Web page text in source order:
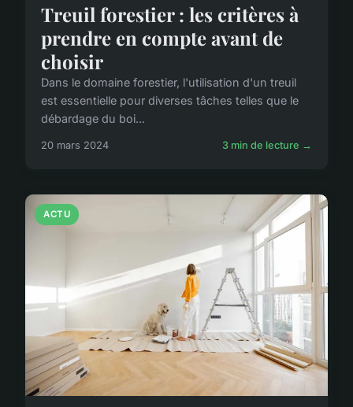
Treuil forestier : les critères à
prendre en compte avant de
choisir
Dans le domaine forestier, l'utilisation d'un treuil
est essentielle pour diverses tâches telles que le
débardage du boi...
20 mars 2024 3 min de lecture →
ACTU